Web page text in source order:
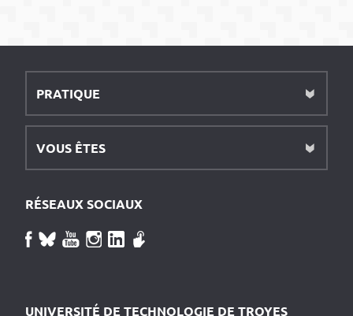
PRATIQUE
VOUS ÊTES
RÉSEAUX SOCIAUX
UNIVERSITÉ DE TECHNOLOGIE DE TROYES